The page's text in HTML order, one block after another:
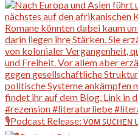
🎙️Podcast Release: ᴠᴏᴍ ꜱᴜᴄʜᴇɴ